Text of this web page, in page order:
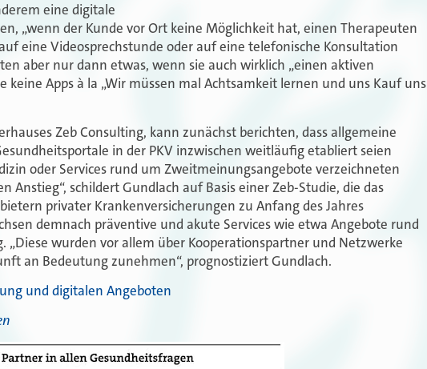
eine digitale
„wenn der Kunde vor Ort keine Möglichkeit hat, einen Therapeuten
eine Videosprechstunde oder auf eine telefonische Konsultation
aber nur dann etwas, wenn sie auch wirklich „einen aktiven
keine Apps à la „Wir müssen mal Achtsamkeit lernen und uns Kauf uns
Zeb Consulting, kann zunächst berichten, dass allge­meine
in der PKV inzwischen weitläufig etabliert seien
oder Services rund um Zweitmeinungsangebote verzeichneten
Anstieg“, schildert Gundlach auf Basis einer Zeb-­Studie, die das
privater Krankenversicherungen zu Anfang des Jahres
demnach präventive und akute Services wie etwa Angebote rund
„Diese wurden vor allem über Kooperationspartner und Netzwerke
an Bedeutung zunehmen“, prognostiziert Gundlach.
und digitalen Angeboten